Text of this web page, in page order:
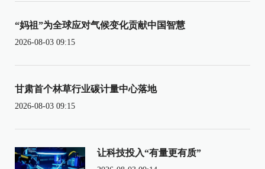
“妈祖”为全球应对气候变化贡献中国智慧
2026-08-03 09:15
甘肃首个林草行业碳计量中心落地
2026-08-03 09:15
让科技投入“有量更有质”